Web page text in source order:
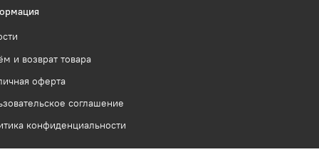
и возврат товара
оферта
соглашение
конфиденциальности